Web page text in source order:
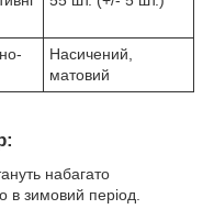
Насичений,
матовий
набагато
зимовий період.